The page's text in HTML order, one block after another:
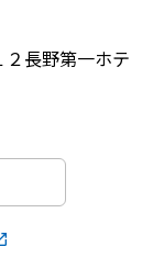
長野第一ホテ